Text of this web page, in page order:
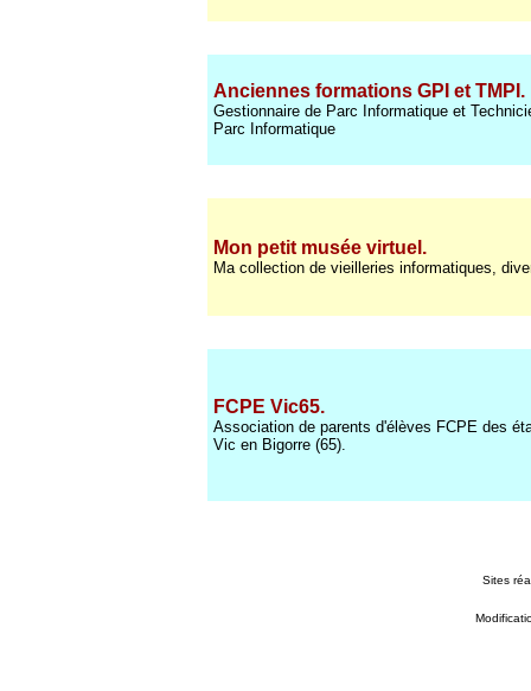
Anciennes formations GPI et TMPI.
Gestionnaire de Parc Informatique et
Parc Informatique
Mon petit musée virtuel .
Ma collection de vieilleries informatiques,
FCPE Vic65.
Association de parents d'élèves FCPE des
Vic en Bigorre (65).
Sites